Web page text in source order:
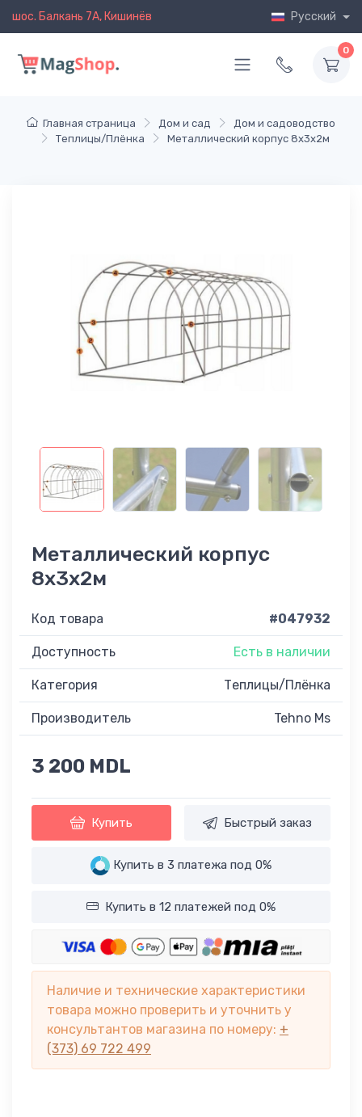
шос. Балкань 7A, Кишинёв Русский
0
Главная страница Дом и сад
Дом и садоводство
Теплицы/Плёнка
Металлический корпус 8х3х2м
Металлический корпус
8х3х2м
Код товара #047932
Доступность Есть в наличии
Категория Теплицы/Плёнка
Производитель Tehno Ms
3 200 MDL
Купить Быстрый заказ
Купить в 3 платежа под 0%
Купить в 12 платежей под 0%
Наличие и технические характеристики
товара можно проверить и уточнить у
консультантов магазина по номеру: +
(373) 69 722 499